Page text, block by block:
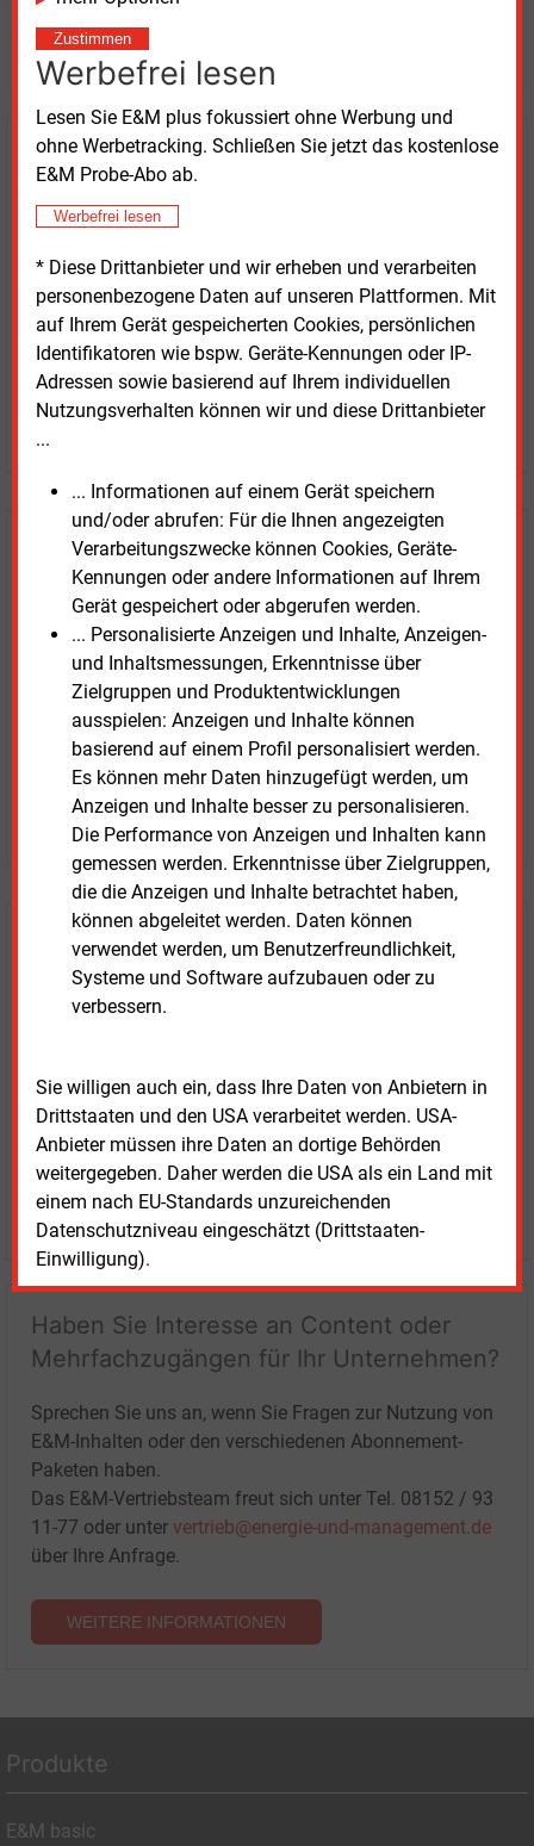
Zustimmen
Werbefrei lesen
Lesen Sie E&M plus fokussiert ohne Werbung und
ohne Werbetracking. Schließen Sie jetzt das kostenlose
E&M Probe-Abo ab.
Werbefrei lesen
* Diese Drittanbieter und wir erheben und verarbeiten
personenbezogene Daten auf unseren Plattformen. Mit
auf Ihrem Gerät gespeicherten Cookies, persönlichen
Identifikatoren wie bspw. Geräte-Kennungen oder IP-
Adressen sowie basierend auf Ihrem individuellen
Nutzungsverhalten können wir und diese Drittanbieter
...
... Informationen auf einem Gerät speichern
und/oder abrufen: Für die Ihnen angezeigten
Verarbeitungszwecke können Cookies, Geräte-
Kennungen oder andere Informationen auf Ihrem
Gerät gespeichert oder abgerufen werden.
... Personalisierte Anzeigen und Inhalte, Anzeigen-
und Inhaltsmessungen, Erkenntnisse über
Zielgruppen und Produktentwicklungen
ausspielen: Anzeigen und Inhalte können
basierend auf einem Profil personalisiert werden.
Es können mehr Daten hinzugefügt werden, um
Anzeigen und Inhalte besser zu personalisieren.
Die Performance von Anzeigen und Inhalten kann
gemessen werden. Erkenntnisse über Zielgruppen,
die die Anzeigen und Inhalte betrachtet haben,
können abgeleitet werden. Daten können
verwendet werden, um Benutzerfreundlichkeit,
Systeme und Software aufzubauen oder zu
verbessern.
Sie willigen auch ein, dass Ihre Daten von Anbietern in
Drittstaaten und den USA verarbeitet werden. USA-
Anbieter müssen ihre Daten an dortige Behörden
weitergegeben. Daher werden die USA als ein Land mit
einem nach EU-Standards unzureichenden
Datenschutzniveau eingeschätzt (Drittstaaten-
Einwilligung).
Möchten Sie diese und
weitere Nachrichten lesen?
Kaufen Sie den Artikel
erhalten Sie sofort diesen redaktionellen Beitrag für
JETZT ARTIKEL KAUFEN
Testen SieE&M
kostenlos und
unverbindlich
Zwei Wochen kostenfreier Zugang
Zugang auf stündlich aktualisierte Nachrichten mit
Prognose- und Marktdaten
+ einmal täglich E&M daily
+ zwei Ausgaben der Zeitung E&M
ohne automatische Verlängerung
JETZT KOSTENLOS TESTEN
Login für Kunden
LOGIN
Haben Sie Interesse an Content oder
Mehrfachzugängen für Ihr Unternehmen?
Sprechen Sie uns an, wenn Sie Fragen zur Nutzung von
E&M-Inhalten oder den verschiedenen Abonnement-
Paketen haben.
Das E&M-Vertriebsteam freut sich unter Tel. 08152 / 93
11-77 oder unter vertrieb@energie-und-management.de
über Ihre Anfrage.
WEITERE INFORMATIONEN
Produkte
E&M basic